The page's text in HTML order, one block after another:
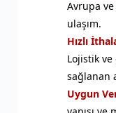
Avrupa
ulaşım.
Hızlı
Lojistik
sağlanan
Uygun